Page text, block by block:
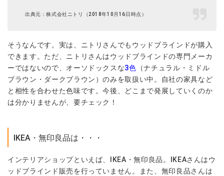
出典元：株式会社ニトリ（2018年10月16日時点）
そうなんです。実は、ニトリさんでもウッドブラインドが購入
できます。ただ、ニトリさんはウッドブラインドの専門メーカ
ーではないので、オーソドックスな3色 （ナチュラル・ミドル
ブラウン・ダークブラウン）のみを取扱い中。自社の家具など
と相性を合わせた色味です。今後、どこまで発展していくのか
は分かりませんが、要チェック！
IKEA・無印良品は・・・
インテリアショップといえば、IKEA・無印良品。IKEAさんはウ
ッドブラインド販売を行っていません。また、無印良品さんは